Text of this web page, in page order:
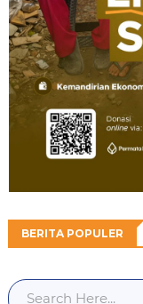
BERITA POPULER